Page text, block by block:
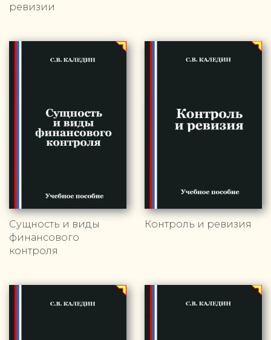
ревизии
Сущность и виды
финансового
контроля
Контроль и ревизия